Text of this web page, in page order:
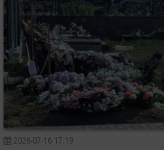
2026-07-16 17:19